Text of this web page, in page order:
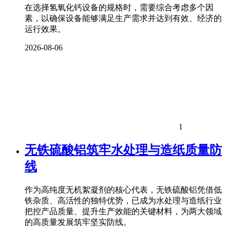
在选择氢氧化钙设备的规格时，需要综合考虑多个因
素，以确保设备能够满足生产需求并达到有效、经济的
运行效果。
2026-08-06
1
无铁硫酸铝筑牢水处理与造纸质量防
线
作为高纯度无机絮凝剂的核心代表，无铁硫酸铝凭借低
铁杂质、高活性的独特优势，已成为水处理与造纸行业
把控产品质量、提升生产效能的关键材料，为两大领域
的高质量发展筑牢坚实防线。